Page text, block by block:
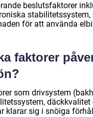
beslutsfaktorer
för att använda
faktorer
som drivsystem
däckkvalitet
klarar sig i snöiga